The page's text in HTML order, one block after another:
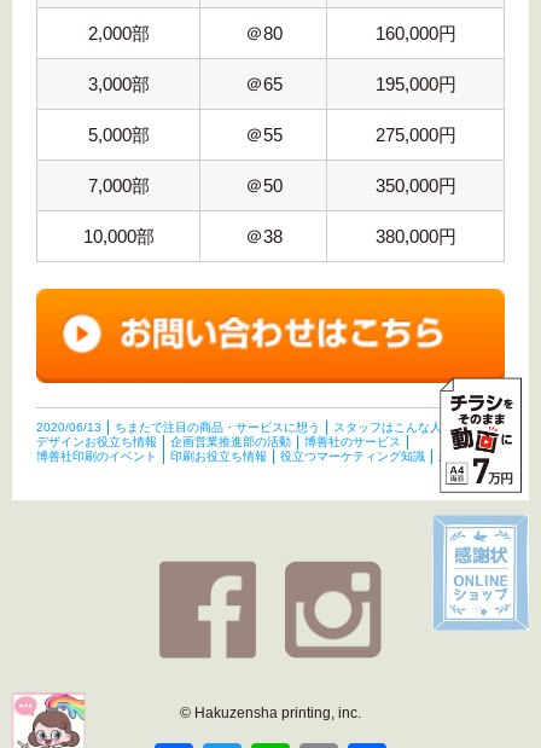
2,000部 ＠80 160,000円
3,000部 ＠65 195,000円
5,000部 ＠55 275,000円
7,000部 ＠50 350,000円
10,000部 ＠38 380,000円
2020/06/13 ちまたで注目の商品・サービスに想う
スタッフはこんな人たち
デザインお役立ち情報
企画営業推進部の活動
博善社のサービス
博善社印刷のイベント
印刷お役立ち情報 役立つマーケティング知識 未分類
© Hakuzensha printing, inc.